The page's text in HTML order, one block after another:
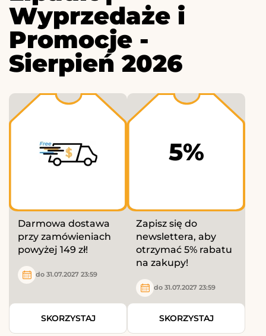
Wyprzedaże i
Promocje -
Sierpień 2026
Darmowa dostawa
przy zamówieniach
powyżej 149 zł!
do 31.07.2027 23:59
SKORZYSTAJ
5%
Zapisz się do
newslettera, aby
otrzymać 5% rabatu
na zakupy!
do 31.07.2027 23:59
SKORZYSTAJ